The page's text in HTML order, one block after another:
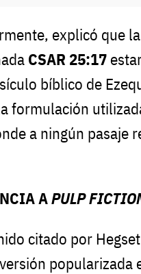
explicó que
CSAR 25:17
bíblico de
formulación
a ningún pasaje
APULP
citado por
popularizada